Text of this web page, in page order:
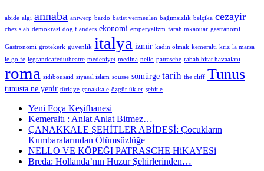
abide algı annaba antwerp bardo batist vermeulen bağımsızlık belçika cezayir
chez slah demokrasi dog flanders ekonomi emperyalizm farah mkaouar gastranomi
Gastronomi grotekerk güvenlik italya izmir kadın olmak kemeraltı kriz la marsa
le golfe legrandcafedutheatre medeniyet medina nello patrasche rabah bitat havaalanı
roma sidibousaid siyasal islam sousse sömürge tarih the cliff Tunus
tunusta ne yenir türkiye çanakkale özgürlükler şehitle
Yeni Foça Keşifhanesi
Kemeraltı : Anlat Anlat Bitmez…
ÇANAKKALE ŞEHİTLER ABİDESİ: Çocukların
Kumbaralarından Ölümsüzlüğe
NELLO VE KÖPEĞI PATRASCHE HiKAYESi
Breda: Hollanda’nın Huzur Şehirlerinden…